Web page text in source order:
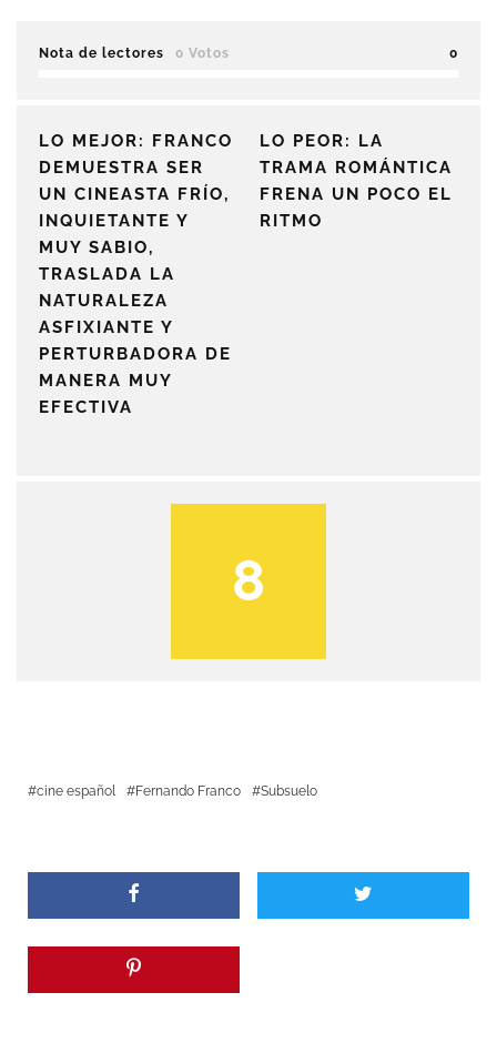
Nota de lectores 0 Votos 0
LO MEJOR: FRANCO
DEMUESTRA SER
UN CINEASTA FRÍO,
INQUIETANTE Y
MUY SABIO,
TRASLADA LA
NATURALEZA
ASFIXIANTE Y
PERTURBADORA DE
MANERA MUY
EFECTIVA
LO PEOR: LA
TRAMA ROMÁNTICA
FRENA UN POCO EL
RITMO
8
cine español Fernando Franco Subsuelo